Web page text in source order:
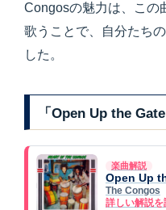
Congosの魅力は、この
歌うことで、自分たち
した。
「Open Up the Gate
楽曲解説
Open Up
The Congos
詳しい解説を